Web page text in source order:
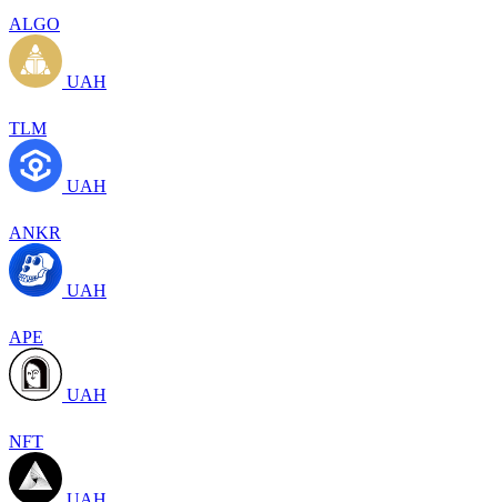
ALGO
UAH
TLM
UAH
ANKR
UAH
APE
UAH
NFT